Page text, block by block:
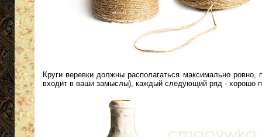
Круги веревки должны располагаться максимально
входит в ваши замыслы), каждый следующий ряд - хорошо